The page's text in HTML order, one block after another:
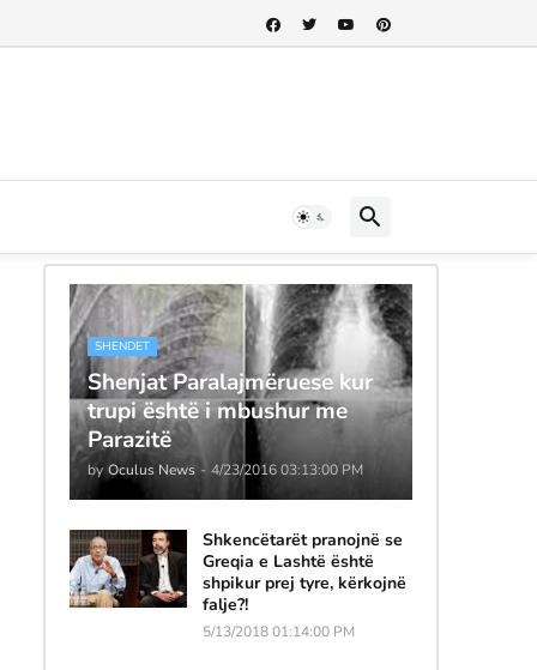
SHENDET
Shenjat Paralajmëruese kur
trupi është i mbushur me
Parazitë
by Oculus News - 4/23/2016 03:13:00 PM
Shkencëtarët pranojnë se
Greqia e Lashtë është
shpikur prej tyre, kërkojnë
falje?!
5/13/2018 01:14:00 PM